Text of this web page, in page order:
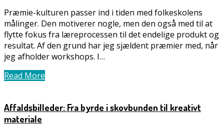
Præmie-kulturen passer ind i tiden med folkeskolens
målinger. Den motiverer nogle, men den også med til at
flytte fokus fra læreprocessen til det endelige produkt og
resultat. Af den grund har jeg sjældent præmier med, når
jeg afholder workshops. I…
Read More
Affaldsbilleder: Fra byrde i skovbunden til kreativt
materiale